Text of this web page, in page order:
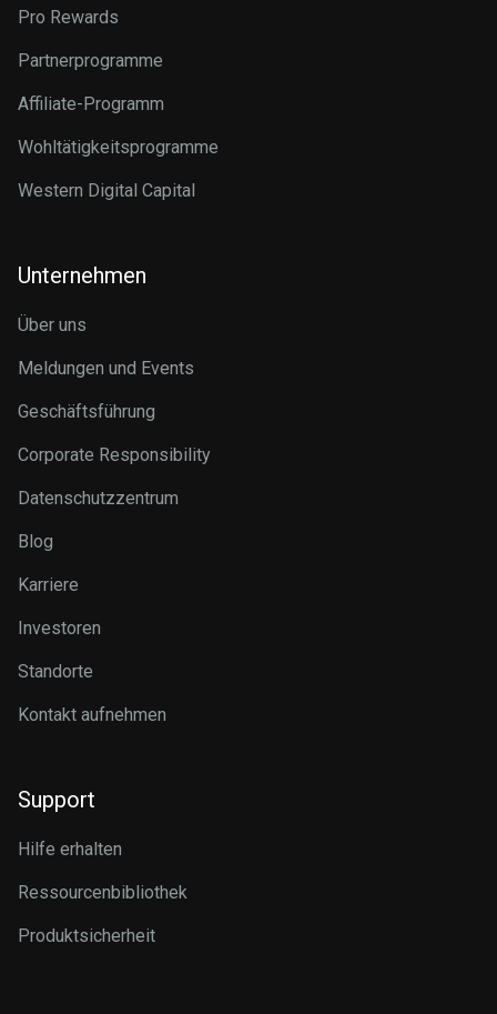
Pro Rewards
Partnerprogramme
Affiliate-Programm
Wohltätigkeitsprogramme
Western Digital Capital
Unternehmen
Über uns
Meldungen und Events
Geschäftsführung
Corporate Responsibility
Datenschutzzentrum
Blog
Karriere
Investoren
Standorte
Kontakt aufnehmen
Support
Hilfe erhalten
Ressourcenbibliothek
Produktsicherheit